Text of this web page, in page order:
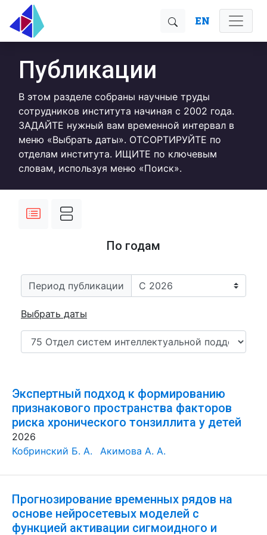
EN
Публикации
В этом разделе собраны научные труды
сотрудников института начиная с 2002 года.
ЗАДАЙТЕ нужный вам временной интервал в
меню «Выбрать даты». ОТСОРТИРУЙТЕ по
отделам института. ИЩИТЕ по ключевым
словам, используя меню «Поиск».
По годам
Период публикации
Выбрать даты
Экспертный подход к формированию
признакового пространства факторов
риска хронического тонзиллита у детей
2026
Кобринский Б. А.
Акимова А. А.
Прогнозирование временных рядов на
основе нейросетевых моделей с
функцией активации сигмоидного и